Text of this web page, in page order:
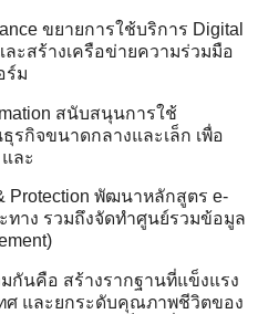
ขยายการใช้บริการ Digital
ะสร้างเครือข่ายความร่วมมือ
ร์ม
สนับสนุนการใช้
รกิจขนาดกลางและเล็ก เพื่อ
ละ
Protection พัฒนาหลักสูตร e-
ทาง รวมถึงจัดทำศูนย์รวมข้อมูล
กันคือ สร้างรากฐานที่แข็งแรง
ศ และยกระดับคุณภาพชีวิตของ